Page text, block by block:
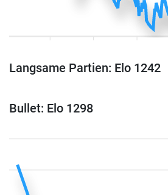
Langsame Partien: Elo 1242
Bullet: Elo 1298